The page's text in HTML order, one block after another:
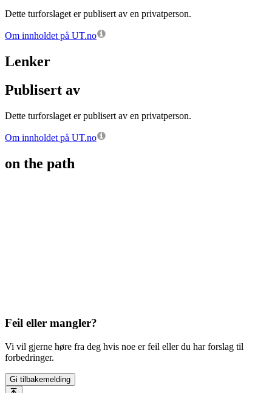
Dette turforslaget er publisert av en privatperson.
Om innholdet på UT.no
Lenker
Publisert av
Dette turforslaget er publisert av en privatperson.
Om innholdet på UT.no
on the path
Feil eller mangler?
Vi vil gjerne høre fra deg hvis noe er feil eller du har forslag til
forbedringer.
Gi tilbakemelding